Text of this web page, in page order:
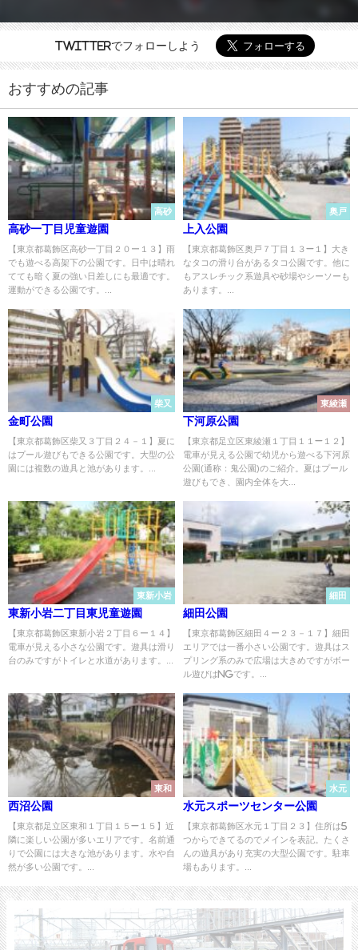
Twitterでフォローしよう
おすすめの記事
高砂
高砂一丁目児童遊園
【東京都葛飾区高砂一丁目２０ー１３】雨
でも遊べる高架下の公園です。日中は晴れ
てても暗く夏の強い日差しにも最適です。
運動ができる公園です。...
奥戸
上入公園
【東京都葛飾区奥戸７丁目１３−１】大き
なタコの滑り台があるタコ公園です。他に
もアスレチック系遊具や砂場やシーソーも
あります。...
柴又
金町公園
【東京都葛飾区柴又３丁目２４－１】夏に
はプール遊びもできる公園です。大型の公
園には複数の遊具と池があります。...
東綾瀬
下河原公園
【東京都足立区東綾瀬１丁目１１−１２】
電車が見える公園で幼児から遊べる下河原
公園(通称：鬼公園)のご紹介。夏はプール
遊びもでき、園内全体を大...
東新小岩
東新小岩二丁目東児童遊園
【東京都葛飾区東新小岩２丁目６ー１４】
電車が見える小さな公園です。遊具は滑り
台のみですがトイレと水道があります。...
細田
細田公園
【東京都葛飾区細田４ー２３－１７】細田
エリアでは一番小さい公園です。遊具はス
プリング系のみで広場は大きめですがボー
ル遊びはNGです。...
東和
西沼公園
【東京都足立区東和１丁目１５−１５】近
隣に楽しい公園が多いエリアです。名前通
りで公園には大きな池があります。水や自
然が多い公園です。...
水元
水元スポーツセンター公園
【東京都葛飾区水元１丁目２３】住所は5
つからできてるのでメインを表記。たくさ
んの遊具があり充実の大型公園です。駐車
場もあります。...